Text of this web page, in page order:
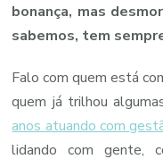
bonança, mas
sabemos, tem
Falo com quem está
quem já trilhou
anos atuando com
lidando com gente,